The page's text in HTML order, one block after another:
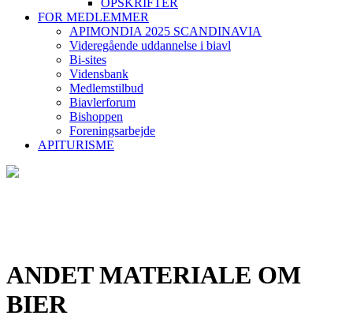
OPSKRIFTER
FOR MEDLEMMER
APIMONDIA 2025 SCANDINAVIA
Videregående uddannelse i biavl
Bi-sites
Vidensbank
Medlemstilbud
Biavlerforum
Bishoppen
Foreningsarbejde
APITURISME
ANDET MATERIALE OM
BIER